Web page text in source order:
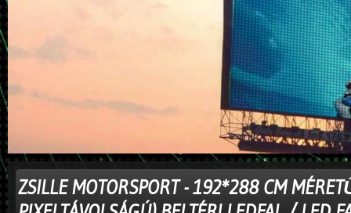
ZSILLE MOTORSPORT - 192*288 CM